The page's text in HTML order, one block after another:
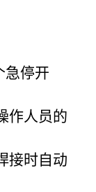
急停开
作人员的
接时自动